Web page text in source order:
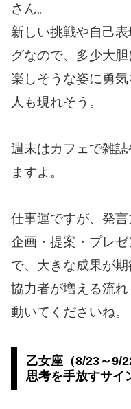
さん。
新しい挑戦や自己
グなので、多少大胆
楽しそうな姿に勇
人も現れそう。
週末はカフェで雑
ますよ。
仕事運ですが、発言
企画・提案・プレゼ
で、大きな成果が期
協力者が増える流
動いてくださいね。
乙女座（8/23～9/
思考を手放すサイ